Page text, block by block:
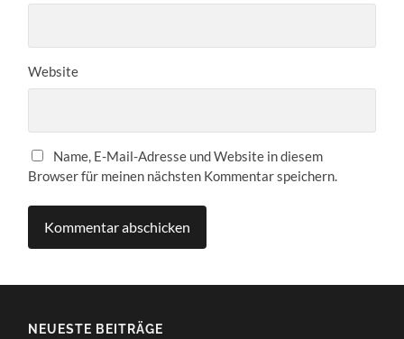
Website
Name, E-Mail-Adresse und Website in diesem
Browser für meinen nächsten Kommentar speichern.
NEUESTE BEITRÄGE